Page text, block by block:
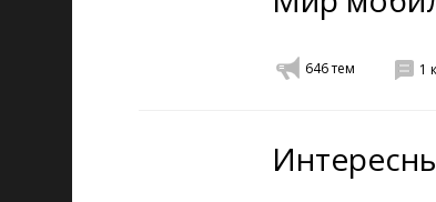
646тем 1